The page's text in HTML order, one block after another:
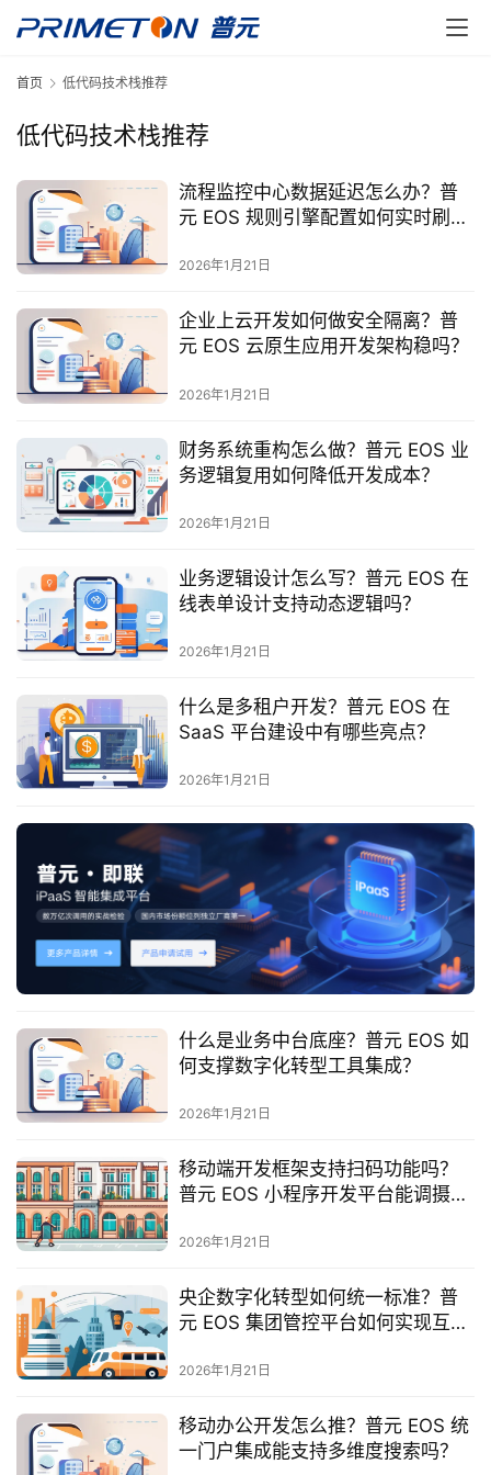
最
新
动
产
品
方
案
生
与
合
作
服
与
支
持
了
解
普
元
联
系
我
们
首页 低代码技术栈推荐
低代码技术栈推荐
流程监控中心数据延迟怎么办？普
元 EOS 规则引擎配置如何实时刷
2026年1月21日
企业上云开发如何做安全隔离？普
元 EOS 云原生应用开发架构稳吗？
2026年1月21日
财务系统重构怎么做？普元 EOS 业
务逻辑复用如何降低开发成本？
2026年1月21日
业务逻辑设计怎么写？普元 EOS 在
线表单设计支持动态逻辑吗？
2026年1月21日
什么是多租户开发？普元 EOS 在
SaaS 平台建设中有哪些亮点？
2026年1月21日
什么是业务中台底座？普元 EOS 如
何支撑数字化转型工具集成？
2026年1月21日
移动端开发框架支持扫码功能吗？
普元 EOS 小程序开发平台能调摄像
2026年1月21日
央企数字化转型如何统一标准？普
元 EOS 集团管控平台如何实现互
2026年1月21日
移动办公开发怎么推？普元 EOS 统
一门户集成能支持多维度搜索吗？